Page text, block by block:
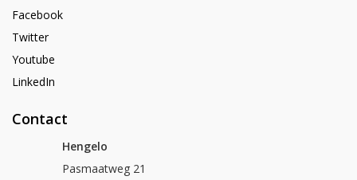
Facebook
Twitter
Youtube
LinkedIn
Contact
Hengelo
Pasmaatweg 21